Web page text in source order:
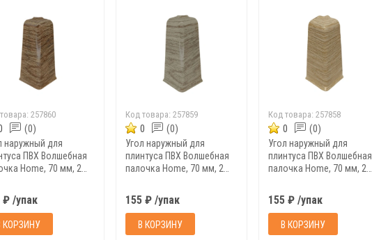
257860
(0)
наружный для
ПВХ Волшебная
Home, 70 мм, 2
₽ /упак
КОРЗИНУ
Код товара:257859
0 (0)
Угол наружный для
плинтуса ПВХ Волшебная
палочка Home, 70 мм, 2
155 ₽ /упак
В КОРЗИНУ
Код товара: 257858
0 (0)
Угол наружный для
плинтуса ПВХ Волшебная
палочка Home, 70 мм, 2
155 ₽ /упак
В КОРЗИНУ